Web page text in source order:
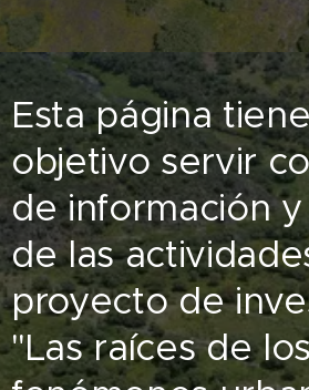
Esta página
objetivo servir
de información
de las
proyecto de
"Las raíces de